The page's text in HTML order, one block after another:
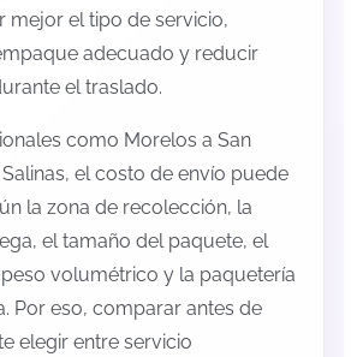
mejor el tipo de servicio,
adecuado y reducir
el traslado.
como Morelos a San
el costo de envío puede
la zona de recolección, la
el tamaño del paquete, el
volumétrico y la paquetería
Por eso, comparar antes de
elegir entre servicio